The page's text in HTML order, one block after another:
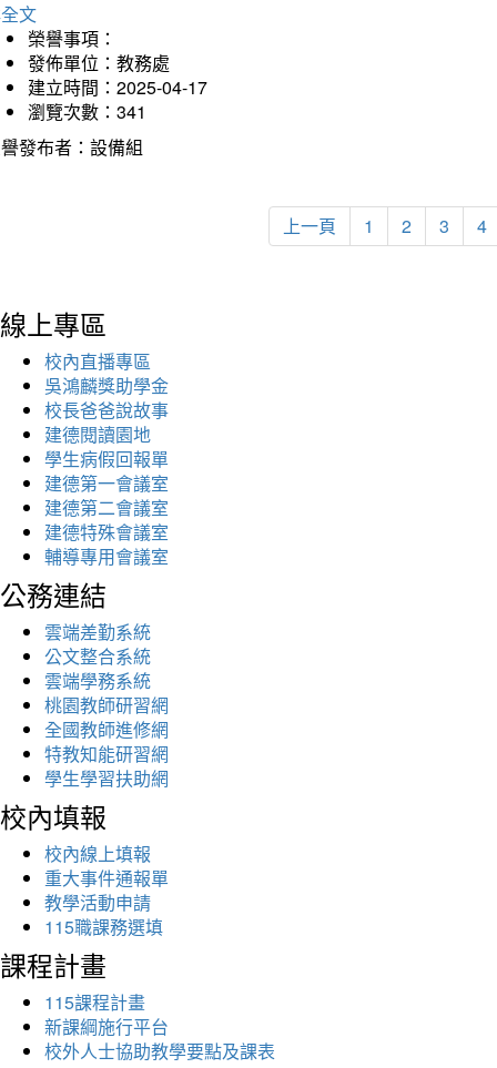
文
榮譽事項：
發佈單位：教務處
建立時間：2025-04-17
瀏覽次數：341
發布者：設備組
上一頁 1 2 3 4
線上專區
校內直播專區
吳鴻麟獎助學金
校長爸爸說故事
建德閱讀園地
學生病假回報單
建德第一會議室
建德第二會議室
建德特殊會議室
輔導專用會議室
公務連結
雲端差勤系統
公文整合系統
雲端學務系統
桃園教師研習網
全國教師進修網
特教知能研習網
學生學習扶助網
校內填報
校內線上填報
重大事件通報單
教學活動申請
115職課務選填
課程計畫
115課程計畫
新課綱施行平台
校外人士協助教學要點及課表